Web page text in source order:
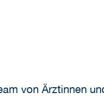
von Ärztinnen